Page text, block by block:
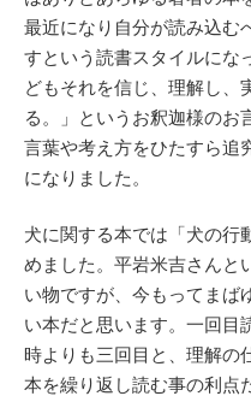
最近になり自分が読み込む
すという読書スタイルにな
どもそれを信じ、理解し、
る。」というお釈迦様のお
言葉や考え方をひたすら追
になりました。
犬に関する本では「犬の行
めました。平岩米吉さんと
い物ですが、今もってまば
い本だと思います。一回目
時よりも三回目と、理解の
本を繰り返し読む事の利点